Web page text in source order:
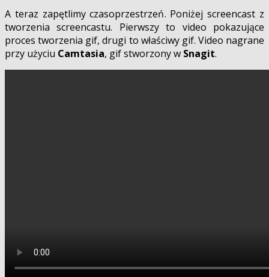
A teraz zapętlimy czasoprzestrzeń. Poniżej screencast z
tworzenia screencastu. Pierwszy to video pokazujące
proces tworzenia gif, drugi to właściwy gif. Video nagrane
przy użyciu Camtasia, gif stworzony w Snagit.